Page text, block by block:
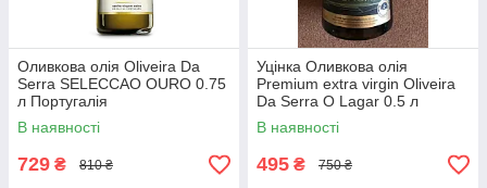
Оливкова олія Oliveira Da
Serra SELECСAO OURO 0.75
л Португалія
В наявності
729 ₴ 810 ₴
Уцінка Оливкова олія
Premium extra virgin Oliveira
Da Serra O Lagar 0.5 л
Португалія
В наявності
495 ₴ 750 ₴